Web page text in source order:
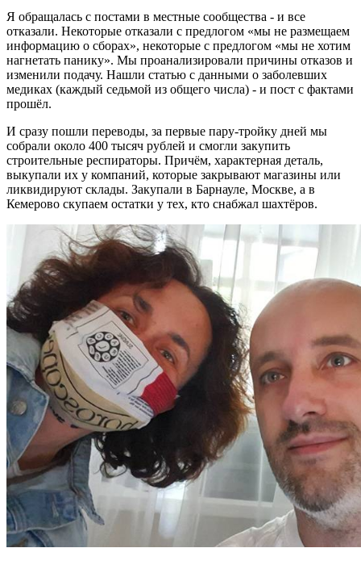
Я обращалась с постами в местные сообщества - и все
отказали. Некоторые отказали с предлогом «мы не размещаем
информацию о сборах», некоторые с предлогом «мы не хотим
нагнетать панику». Мы проанализировали причины отказов и
изменили подачу. Нашли статью с данными о заболевших
медиках (каждый седьмой из общего числа) - и пост с фактами
прошёл.
И сразу пошли переводы, за первые пару-тройку дней мы
собрали около 400 тысяч рублей и смогли закупить
строительные респираторы. Причём, характерная деталь,
выкупали их у компаний, которые закрывают магазины или
ликвидируют склады. Закупали в Барнауле, Москве, а в
Кемерово скупаем остатки у тех, кто снабжал шахтёров.